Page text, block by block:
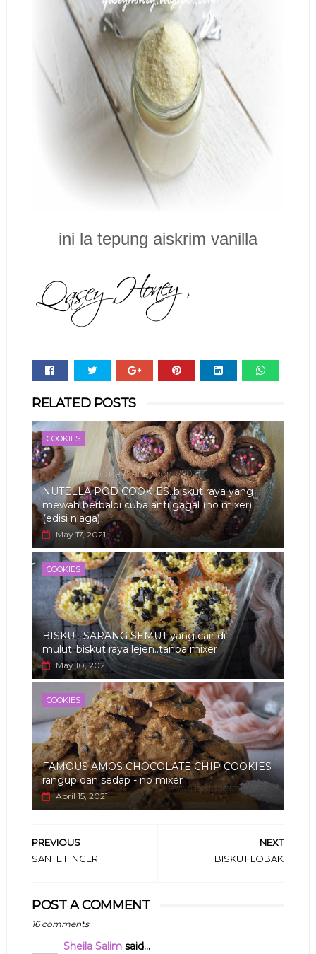
ini la tepung aiskrim vanilla
RELATED POSTS
COOKIES
NUTELLA POD COOKIES..biskut raya yang
mewah berbaloi cuba anti gagal (no mixer)
(edisi niaga)
May 17, 2021
COOKIES
BISKUT SARANG SEMUT yang cair di
mulut..biskut raya lejen..tanpa mixer
May 10, 2021
COOKIES
FAMOUS AMOS CHOCOLATE CHIP COOKIES
rangup dan sedap - no mixer
April 15, 2021
NEXT
BISKUT LOBAK
PREVIOUS
SANTE FINGER
POST A COMMENT
16 comments
Sheila Salimsaid...